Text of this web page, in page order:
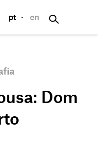
pt · en
Dom